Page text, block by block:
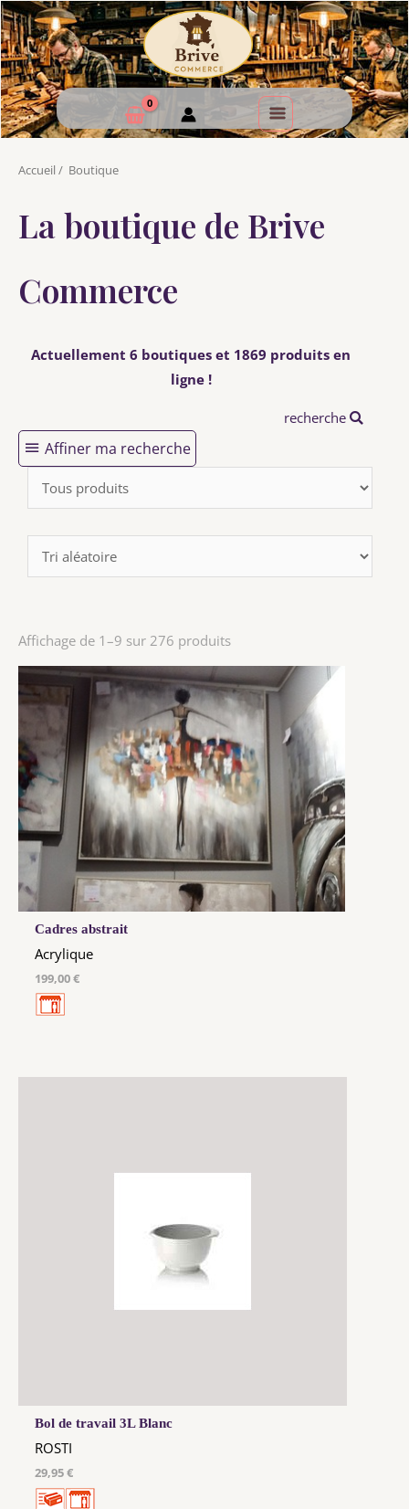
Accueil / Boutique
La boutique de Brive
Commerce
Actuellement 6 boutiques et 1869 produits en
ligne !
recherche
Affiner ma recherche
Affichage de 1–9 sur 276 produits
Cadres abstrait
Acrylique
199,00 €
Bol de travail 3L Blanc
ROSTI
29,95 €